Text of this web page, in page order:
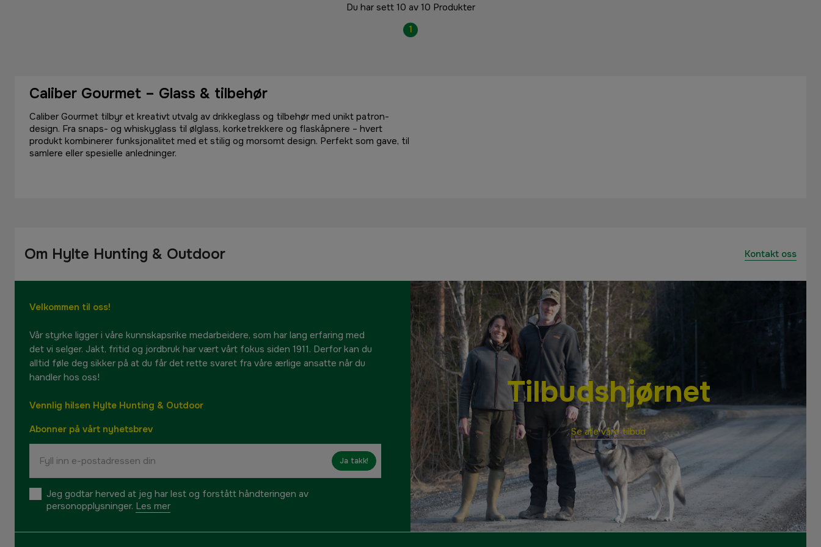
Du har sett 10 av 10 Produkter
1
Caliber Gourmet – Glass & tilbehør
Caliber Gourmet tilbyr et kreativt utvalg av drikkeglass og tilbehør med unikt patron-
design. Fra snaps- og whiskyglass til ølglass, korketrekkere og flaskåpnere – hvert
produkt kombinerer funksjonalitet med et stilig og morsomt design. Perfekt som gave, til
samlere eller spesielle anledninger.
Om Hylte Hunting & Outdoor Kontakt oss
Velkommen til oss!
Vår styrke ligger i våre kunnskapsrike medarbeidere, som har lang erfaring med
det vi selger. Jakt, fritid og jordbruk har vært vårt fokus siden 1911. Derfor kan du
alltid føle deg sikker på at du får det rette svaret fra våre ærlige ansatte når du
handler hos oss!
Vennlig hilsen Hylte Hunting & Outdoor
Abonner på vårt nyhetsbrev
Ja takk!
Jeg godtar herved at jeg har lest og forstått håndteringen av
personopplysninger. Les mer
Tilbudshjørnet
Se alle våre tilbud